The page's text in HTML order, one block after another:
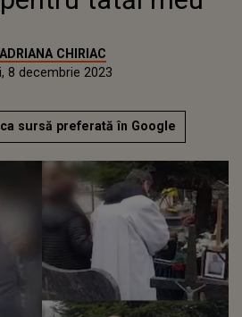
ADRIANA CHIRIAC
8 decembrie 2023
sursă preferată în Google